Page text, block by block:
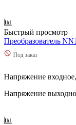
Быстрый просмотр
Преобразователь
Под заказ
Напряжение
Напряжение